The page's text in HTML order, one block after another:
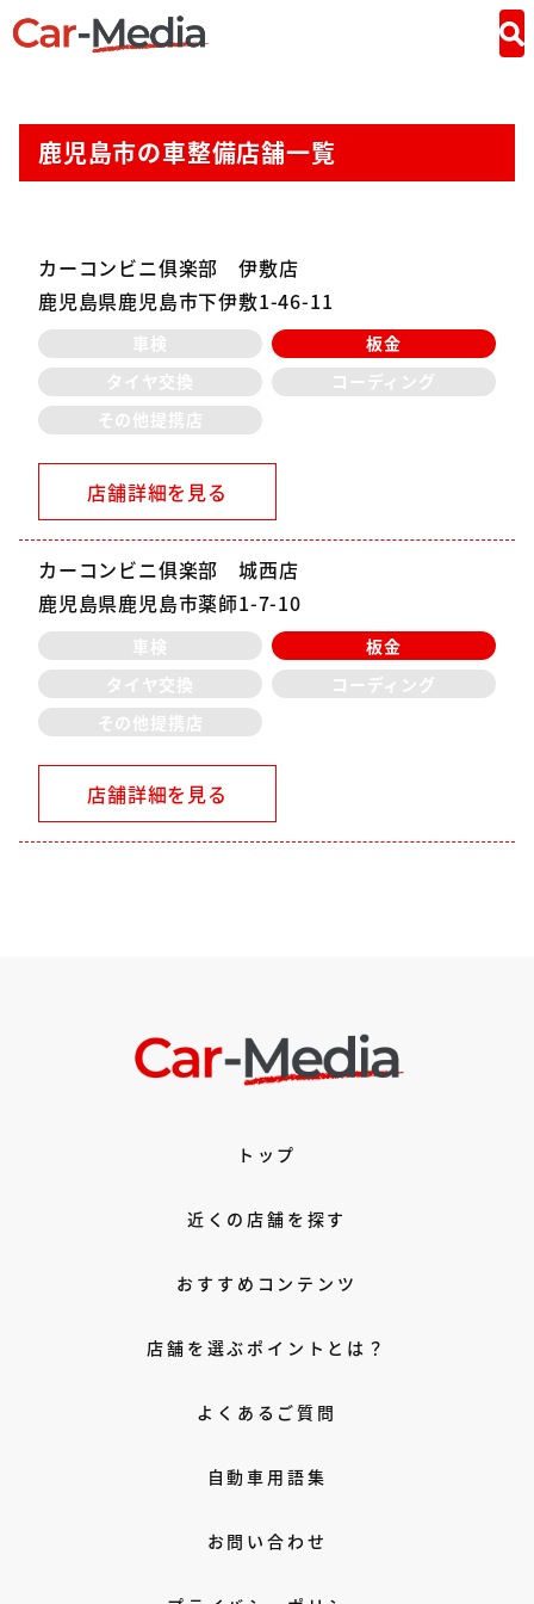
鹿児島市の車整備店舗一覧
カーコンビニ俱楽部 伊敷店
鹿児島県鹿児島市下伊敷1-46-11
車検
板金
タイヤ交換
コーディング
その他提携店
店舗詳細を見る
カーコンビニ俱楽部 城西店
鹿児島県鹿児島市薬師1-7-10
車検
板金
タイヤ交換
コーディング
その他提携店
店舗詳細を見る
トップ
近くの店舗を探す
おすすめコンテンツ
店舗を選ぶポイントとは？
よくあるご質問
自動車用語集
お問い合わせ